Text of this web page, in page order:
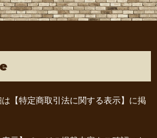
【特定商取引法に関する表示】 に掲